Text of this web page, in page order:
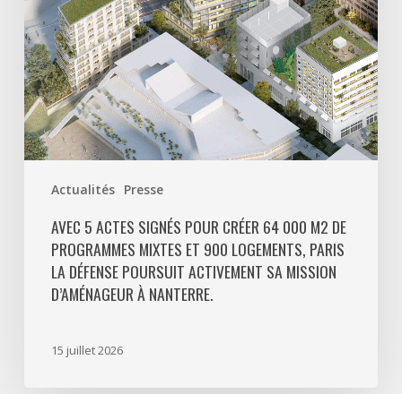
Actualités Presse
m2
de
programmes
mixtes
et
900
logements,
Défense
poursuit
activement
AVEC 5 ACTES SIGNÉS POUR CRÉER 64 000 M2 DE
PROGRAMMES MIXTES ET 900 LOGEMENTS, PARIS
LA DÉFENSE POURSUIT ACTIVEMENT SA MISSION
D’AMÉNAGEUR À NANTERRE.
15 juillet 2026